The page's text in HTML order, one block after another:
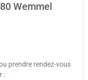
Wemmel
prendre rendez-vous
: